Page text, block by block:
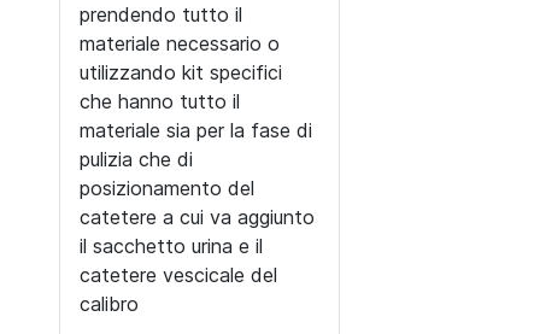
prendendo tutto il
materiale necessario o
utilizzando kit specifici
che hanno tutto il
materiale sia per la fase di
pulizia che di
posizionamento del
catetere a cui va aggiunto
il sacchetto urina e il
catetere vescicale del
calibro